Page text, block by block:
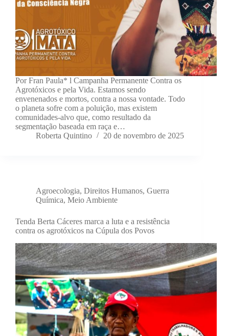
Por Fran Paula* l Campanha Permanente Contra os
Agrotóxicos e pela Vida. Estamos sendo
envenenados e mortos, contra a nossa vontade. Todo
o planeta sofre com a poluição, mas existem
comunidades-alvo que, como resultado da
segmentação baseada em raça e…
Roberta Quintino
20 de novembro de 2025
Agroecologia, Direitos Humanos, Guerra
Química, Meio Ambiente
Tenda Berta Cáceres marca a luta e a resistência
contra os agrotóxicos na Cúpula dos Povos